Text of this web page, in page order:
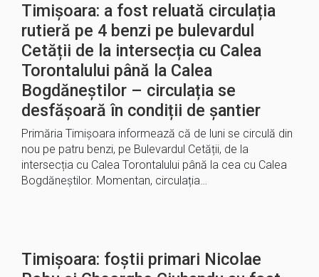
Timișoara: a fost reluată circulația
rutieră pe 4 benzi pe bulevardul
Cetății de la intersecția cu Calea
Torontalului până la Calea
Bogdăneștilor – circulația se
desfășoară în condiții de șantier
Primăria Timișoara informează că de luni se circulă din
nou pe patru benzi, pe Bulevardul Cetății, de la
intersecția cu Calea Torontalului până la cea cu Calea
Bogdăneștilor. Momentan, circulația…
Timișoara: foștii primari Nicolae